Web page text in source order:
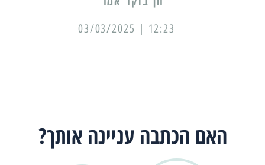
12:23 | 03/03/2025
האם הכתבה עניינה אותך?